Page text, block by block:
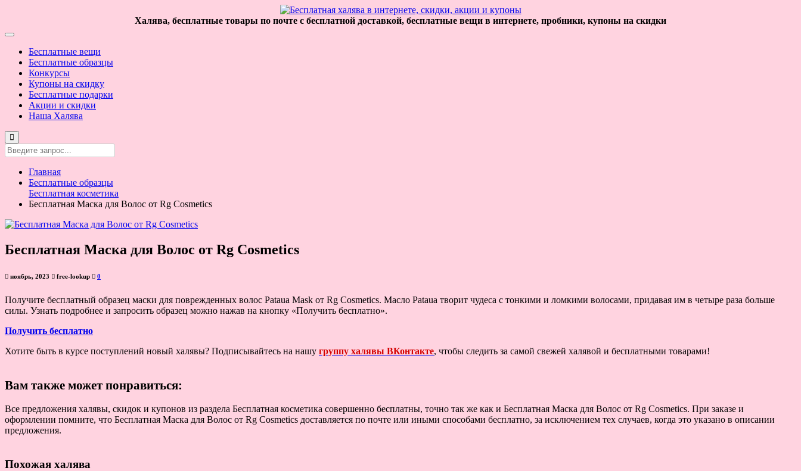
Халява, бесплатные товары по почте с бесплатной доставкой, бесплатные вещи в интернете, пробники, купоны на скидки
Бесплатные вещи
Бесплатные образцы
Конкурсы
Купоны на скидку
Бесплатные подарки
Акции и скидки
Наша Халява
Главная
Бесплатные образцы
Бесплатная косметика
Бесплатная Маска для Волос от Rg Cosmetics
Бесплатная Маска для Волос от Rg Cosmetics
ноябрь, 2023 free-lookup 0
Получите бесплатный образец маски для поврежденных волос Pataua Mask от Rg Cosmetics. Масло Pataua творит чудеса с тонкими и ломкими волосами, придавая им в четыре раза больше
силы. Узнать подробнее и запросить образец можно нажав на кнопку «Получить бесплатно».
Получить бесплатно
Хотите быть в курсе поступлений новый халявы? Подписывайтесь на нашу группу халявы ВКонтакте, чтобы следить за самой свежей халявой и бесплатными товарами!
Вам также может понравиться:
Все предложения халявы, скидок и купонов из раздела Бесплатная косметика совершенно бесплатны, точно так же как и Бесплатная Маска для Волос от Rg Cosmetics. При заказе и
оформлении помните, что Бесплатная Маска для Волос от Rg Cosmetics доставляется по почте или иными способами бесплатно, за исключением тех случаев, когда это указано в описании
предложения.
Похожая халява